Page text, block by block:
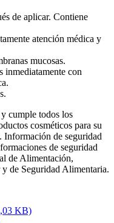
de aplicar. Contiene
atención médica y
mucosas.
inmediatamente con
cumple todos los
cosméticos para su
Información de seguridad
de seguridad
de Alimentación,
de Seguridad Alimentaria.
KB)